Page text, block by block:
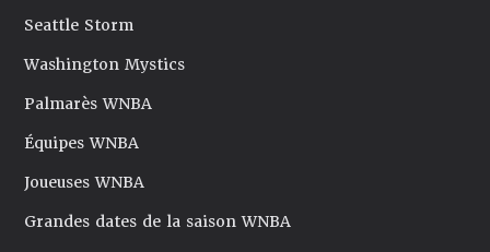
Seattle Storm
Washington Mystics
Palmarès WNBA
Équipes WNBA
Joueuses WNBA
Grandes dates de la saison WNBA